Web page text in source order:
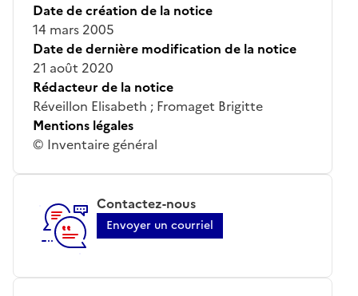
Date de création de la notice
14 mars 2005
Date de dernière modification de la notice
21 août 2020
Rédacteur de la notice
Réveillon Elisabeth ; Fromaget Brigitte
Mentions légales
© Inventaire général
Contactez-nous
Envoyer un courriel